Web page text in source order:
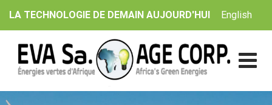
LA TECHNOLOGIE DE DEMAIN AUJOURD'HUI English